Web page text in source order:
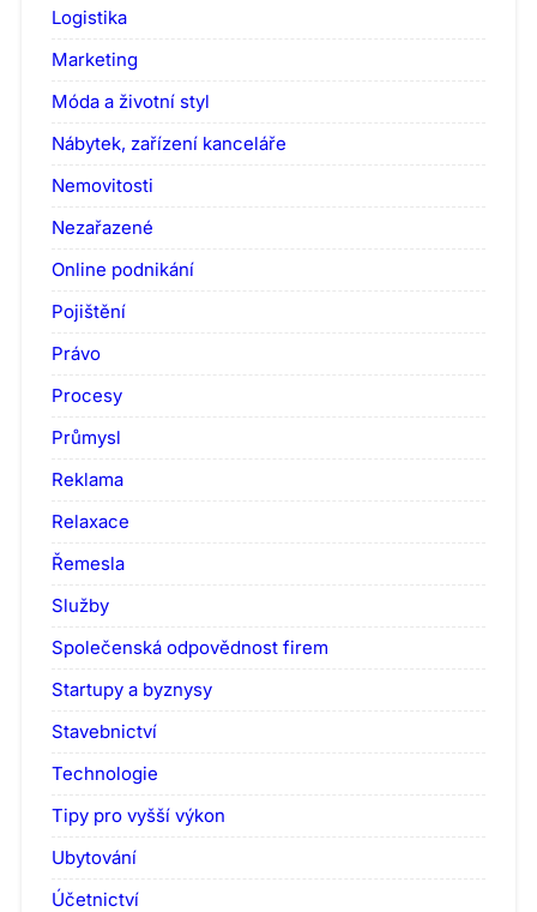
Logistika
Marketing
Móda a životní styl
Nábytek, zařízení kanceláře
Nemovitosti
Nezařazené
Online podnikání
Pojištění
Právo
Procesy
Průmysl
Reklama
Relaxace
Řemesla
Služby
Společenská odpovědnost firem
Startupy a byznysy
Stavebnictví
Technologie
Tipy pro vyšší výkon
Ubytování
Účetnictví